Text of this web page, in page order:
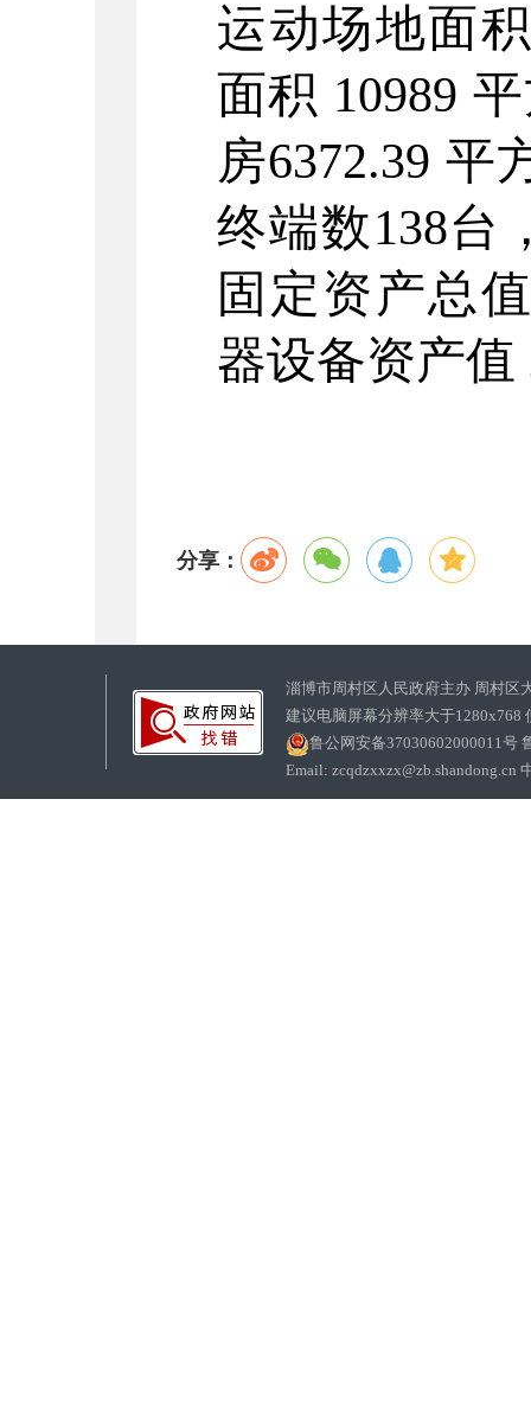
运动场地面
面积 10989
房6372.39 平
终端数138台
固定资产总
器设备资产值
分享：
淄博市周村区人民政府主办 周村区
建议电脑屏幕分辨率大于1280x768
鲁公网安备37030602000011号
Email: zcqdzxxzx@zb.shandong.cn